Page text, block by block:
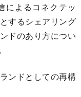
によるコネクテッ
するシェアリング
ドのあり方につい
ンドとしての再構